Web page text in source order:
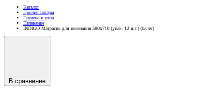
Каталог
Прочие товары
Гигиена и уход
Пеленание
INDIGO Матрасик для пеленания 580х710 (упак. 12 шт.) (балет)
В сравнение